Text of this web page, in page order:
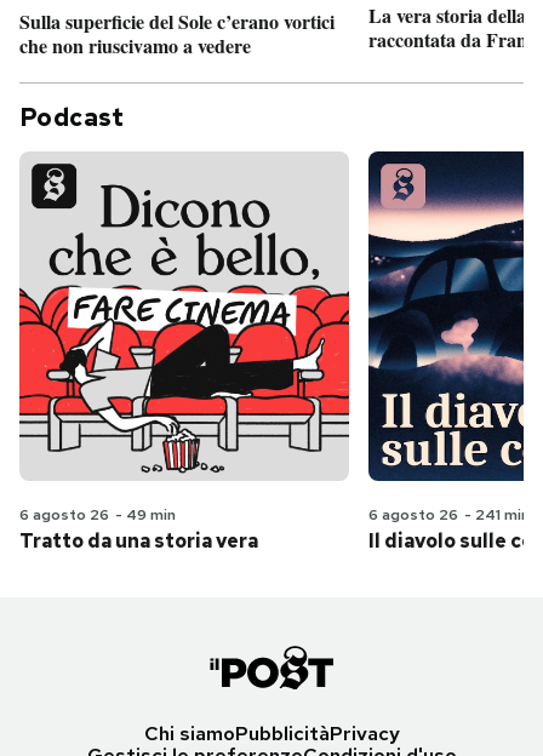
Sulla superficie del Sole c’erano vortici
che non riuscivamo a vedere
La vera storia della
raccontata da
Podcast
6 agosto 26 - 49 min
Tratto da una storia vera
6 agosto 26 - 241 min
Il diavolo sulle
Chi siamoPubblicitàPrivacy